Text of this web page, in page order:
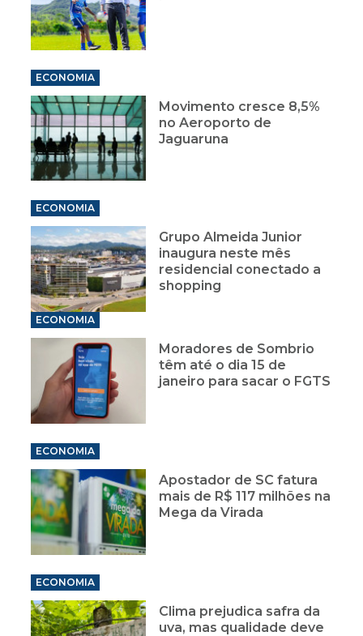
ECONOMIA
Movimento cresce 8,5%
no Aeroporto de
Jaguaruna
ECONOMIA
Grupo Almeida Junior
inaugura neste mês
residencial conectado a
shopping
ECONOMIA
Moradores de Sombrio
têm até o dia 15 de
janeiro para sacar o FGTS
ECONOMIA
Apostador de SC fatura
mais de R$ 117 milhões na
Mega da Virada
ECONOMIA
Clima prejudica safra da
uva, mas qualidade deve